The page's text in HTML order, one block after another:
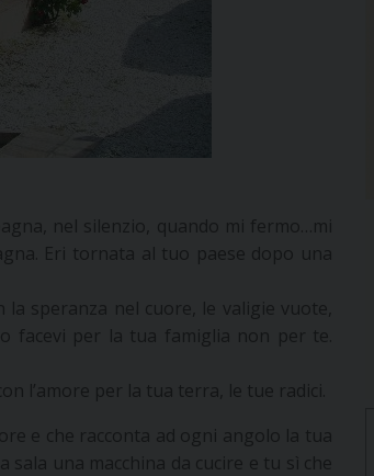
nel silenzio, quando mi fermo…mi
Eri tornata al tuo paese dopo una
speranza nel cuore, le valigie vuote,
facevi per la tua famiglia non per te.
l’amore per la tua terra, le tue radici.
e che racconta ad ogni angolo la tua
una macchina da cucire e tu sì che